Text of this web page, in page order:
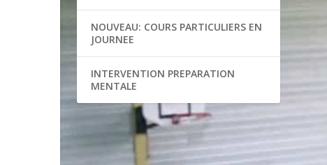
NOUVEAU: COURS PARTICULIERS EN
JOURNEE
INTERVENTION PREPARATION
MENTALE